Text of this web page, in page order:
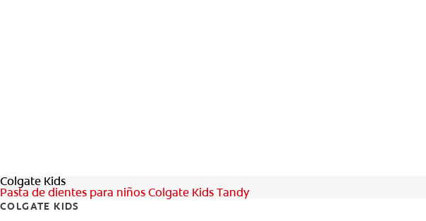
Colgate Kids
Pasta de dientes para niños Colgate Kids Tandy
COLGATE KIDS